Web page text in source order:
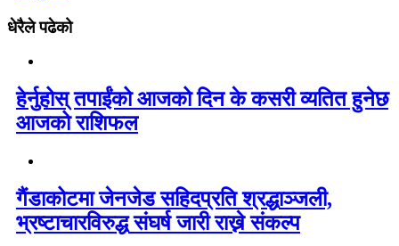
धेरैले पढेको
हेर्नुहोस् तपाईंको आजको दिन के कसरी व्यतित हुनेछ
आजको राशिफल
गैंडाकोटमा जेनजेड सहिदप्रति श्रद्धाञ्जली,
भ्रष्टाचारविरुद्ध संघर्ष जारी राख्ने संकल्प